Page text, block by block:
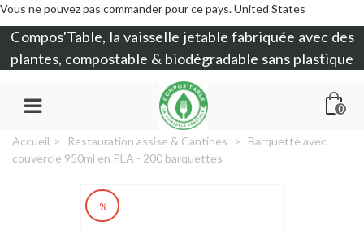
Vous ne pouvez pas commander pour ce pays.United States
Compos'Table, la vaisselle jetable fabriquée avec des
plantes, compostable & biodégradable sans plastique
0
Accueil > Restauration assise & Cantines > Barquette avec
couvercle 950ml en PLA - 200 barquettes
%